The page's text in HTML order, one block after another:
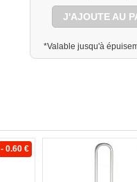
J'AJOUTE AU
*Valable jusqu'à
- 0.60 €